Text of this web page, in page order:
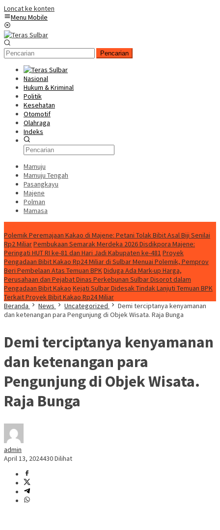
Loncat ke konten
Menu Mobile
Pencarian
Nasional
Hukum & Kriminal
Politik
Kesehatan
Otomotif
Olahraga
Indeks
Mamuju
Mamuju Tengah
Pasangkayu
Majene
Polman
Mamasa
Polemik Peremajaan Kakao di Majene: Petani Tolak Bibit Asal Biji Senilai
Rp2 MiliarPembukaan Semarak Merdeka 2026 Disdikpora Majene:
Peringati HUT RI ke-81 dan Hari Jadi Kabupaten ke-481 Proyek
Pengadaan Bibit Kakao Rp24 Miliar di Sulbar Menuai Polemik, Pemprov
Beri Pembelaan Atas Temuan BPKDiduga Ada Mark-up Harga,
Perusahaan dan Pejabat Dinas Perkebunan Sulbar Disorot dalam
Pengadaan Bibit Kakao Kejati Sulbar Didesak Tindak Lanjuti Temuan BPK
Terkait Proyek Bibit Kakao Rp24 Miliar
Beranda
News Uncategorized
Demi terciptanya kenyamanan
dan ketenangan para Pengunjung di Objek Wisata. Raja Bunga
Demi terciptanya kenyamanan
dan ketenangan para
Pengunjung di Objek Wisata.
Raja Bunga
admin
April 13, 2024430 Dilihat